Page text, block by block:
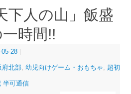
下人の山」飯盛
時間!!
05-28 |
府北部, 幼児向けゲーム・おもちゃ 超初
半可通信